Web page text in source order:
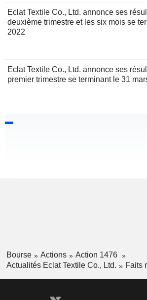
Eclat Textile Co., Ltd. annonce ses
deuxième trimestre et les six mois se
2022
Eclat Textile Co., Ltd. annonce ses
premier trimestre se terminant le 31
Bourse Actions
Action 1476
Actualités Eclat Textile Co., Ltd.
Faits